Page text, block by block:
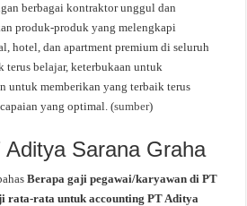
berbagai kontraktor unggul dan
produk-produk yang melengkapi
hotel, dan apartment premium di seluruh
terus belajar, keterbukaan untuk
untuk memberikan yang terbaik terus
yang optimal. (sumber)
Sarana Graha
Berapa gaji pegawai/karyawan di PT
rata-rata untuk accounting PT Aditya